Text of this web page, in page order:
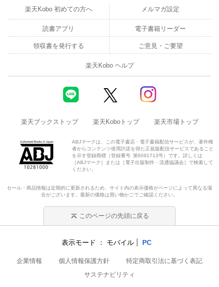
楽天Kobo 初めての方へ メルマガ設定
読書アプリ 電子書籍リーダー
領収書を発行する ご意見・ご要望
楽天Kobo ヘルプ
楽天ブックストップ 楽天Koboトップ 楽天市場トップ
ABJマークは、この電子書店・電子書籍配信サービスが、著作権
者からコンテンツ使用許諾を得た正規版配信サービスであること
を示す登録商標（登録番号 第6091713号）です。詳しくは
［ABJマーク］または［電子出版制作・流通協議会］で検索して
ください。
セール・商品情報は定期的に更新されるため、サイト内の表示価格がページによって異なる場
合がございます。最新の価格は買い物かごでご確認ください。
このページの先頭に戻る
表示モード モバイル PC
企業情報 個人情報保護方針
特定商取引法に基づく表記
サステナビリティ